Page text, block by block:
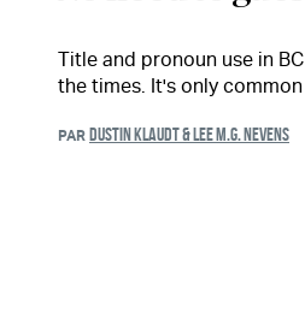
Title and pronoun use in
the times. It's only common
PAR DUSTIN KLAUDT & LEE M.G. NEVENS